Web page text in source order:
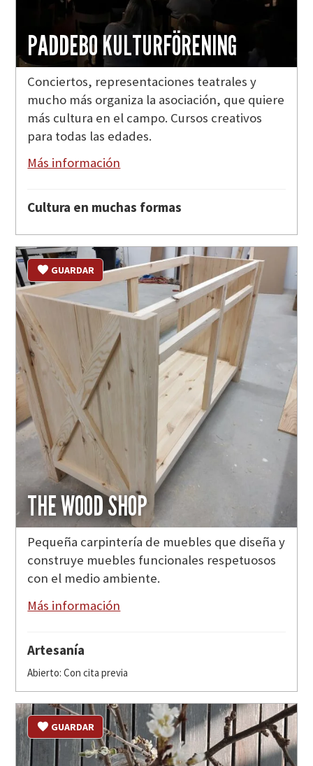
PADDEBO KULTURFÖRENING
Conciertos, representaciones teatrales y
mucho más organiza la asociación, que quiere
más cultura en el campo. Cursos creativos
para todas las edades.
Más información
Cultura en muchas formas
THE WOOD SHOP
GUARDAR
Pequeña carpintería de muebles que diseña y
construye muebles funcionales respetuosos
con el medio ambiente.
Más información
Artesanía
Abierto: Con cita previa
GUARDAR